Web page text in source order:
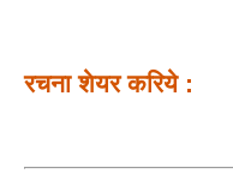
रचना शेयर करिये :